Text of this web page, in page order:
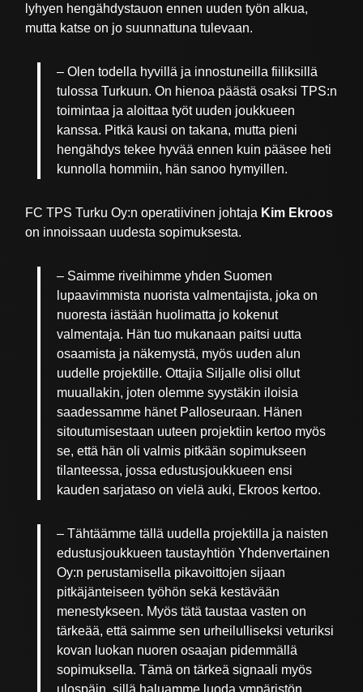
lyhyen hengähdystauon ennen uuden työn alkua,
mutta katse on jo suunnattuna tulevaan.
– Olen todella hyvillä ja innostuneilla fiiliksillä
tulossa Turkuun. On hienoa päästä osaksi TPS:n
toimintaa ja aloittaa työt uuden joukkueen
kanssa. Pitkä kausi on takana, mutta pieni
hengähdys tekee hyvää ennen kuin pääsee heti
kunnolla hommiin, hän sanoo hymyillen.
FC TPS Turku Oy:n operatiivinen johtaja Kim Ekroos
on innoissaan uudesta sopimuksesta.
– Saimme riveihimme yhden Suomen
lupaavimmista nuorista valmentajista, joka on
nuoresta iästään huolimatta jo kokenut
valmentaja. Hän tuo mukanaan paitsi uutta
osaamista ja näkemystä, myös uuden alun
uudelle projektille. Ottajia Siljalle olisi ollut
muuallakin, joten olemme syystäkin iloisia
saadessamme hänet Palloseuraan. Hänen
sitoutumisestaan uuteen projektiin kertoo myös
se, että hän oli valmis pitkään sopimukseen
tilanteessa, jossa edustusjoukkueen ensi
kauden sarjataso on vielä auki, Ekroos kertoo.
– Tähtäämme tällä uudella projektilla ja naisten
edustusjoukkueen taustayhtiön Yhdenvertainen
Oy:n perustamisella pikavoittojen sijaan
pitkäjänteiseen työhön sekä kestävään
menestykseen. Myös tätä taustaa vasten on
tärkeää, että saimme sen urheilulliseksi veturiksi
kovan luokan nuoren osaajan pidemmällä
sopimuksella. Tämä on tärkeä signaali myös